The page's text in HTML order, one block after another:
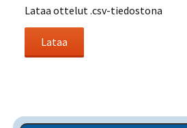
Lataa ottelut .csv-tiedostona